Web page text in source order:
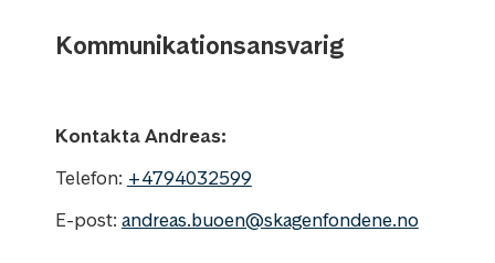
Kommunikationsansvarig
Kontakta Andreas:
Telefon: +4794032599
E-post: andreas.buoen@skagenfondene.no